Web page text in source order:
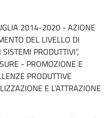
2014-2020 - AZIONE
DEL LIVELLO DI
PRODUTTIVI’’,
- PROMOZIONE E
PRODUTTIVE
E L’ATTRAZIONE